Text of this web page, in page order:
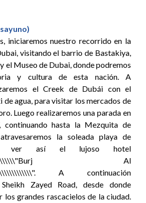
iniciaremos nuestro recorrido en la
visitando el barrio de Bastakiya,
el Museo de Dubai, donde podremos
y cultura de esta nación. A
el Creek de Dubái con el
de agua, para visitar los mercados de
Luego realizaremos una parada en
continuando hasta la Mezquita de
la soleada playa de
ver así el lujoso hotel
Al
A continuación
Zayed Road, desde donde
los grandes rascacielos de la ciudad.